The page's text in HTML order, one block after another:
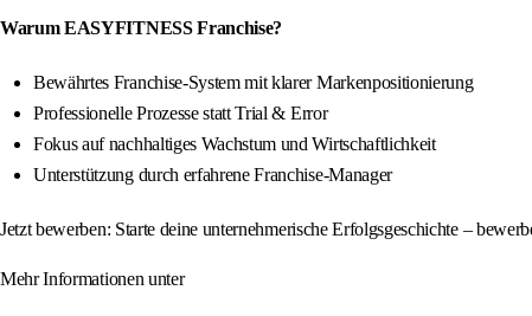
Warum EASYFITNESS Franchise?
Bewährtes Franchise-System mit klarer Markenpositionierung
Professionelle Prozesse statt Trial & Error
Fokus auf nachhaltiges Wachstum und Wirtschaftlichkeit
Unterstützung durch erfahrene Franchise-Manager
Jetzt bewerben: Starte deine unternehmerische Erfolgsgeschichte –
Mehr Informationen unter